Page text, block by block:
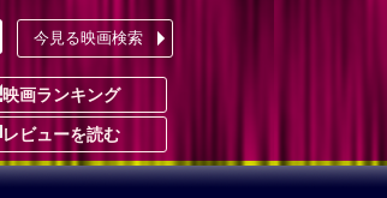
今見る映画検索
映画ランキング
レビューを読む